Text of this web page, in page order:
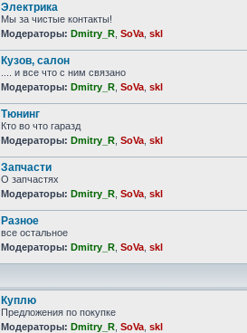
Электрика
Мы за чистые контакты!
Модераторы: Dmitry_R SoVa skl
Кузов, салон
.... и все что с ним связано
Модераторы: Dmitry_R SoVa skl
Тюнинг
Кто во что гаразд
Модераторы: Dmitry_R SoVa skl
Запчасти
О запчастях
Модераторы: Dmitry_R SoVa skl
Разное
все остальное
Модераторы: Dmitry_R SoVa skl
Куплю
Предложения по покупке
Модераторы: Dmitry_R SoVa skl